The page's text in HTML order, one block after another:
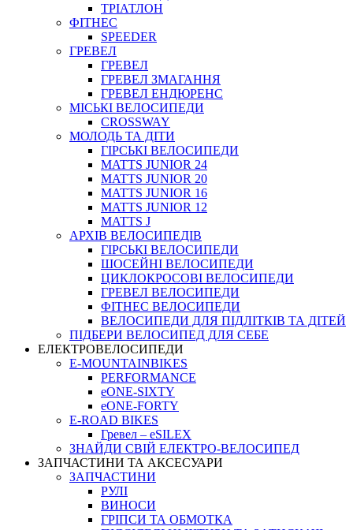
ТРІАТЛОН
ФІТНЕС
SPEEDER
ГРЕВЕЛ
ГРЕВЕЛ
ГРЕВЕЛ ЗМАГАННЯ
ГРЕВЕЛ ЕНДЮРЕНС
МІСЬКІ ВЕЛОСИПЕДИ
CROSSWAY
МОЛОДЬ ТА ДІТИ
ГIРСЬКI ВЕЛОСИПЕДИ
MATTS JUNIOR 24
MATTS JUNIOR 20
MATTS JUNIOR 16
MATTS JUNIOR 12
MATTS J
АРХIВ ВЕЛОСИПЕДIВ
ГІРСЬКІ ВЕЛОСИПЕДИ
ШОСЕЙНІ ВЕЛОСИПЕДИ
ЦИКЛОКРОСОВІ ВЕЛОСИПЕДИ
ГРЕВЕЛ ВЕЛОСИПЕДИ
ФІТНЕС ВЕЛОСИПЕДИ
ВЕЛОСИПЕДИ ДЛЯ ПІДЛІТКІВ ТА ДІТЕЙ
ПIДБЕРИ ВЕЛОСИПЕД ДЛЯ СЕБЕ
ЕЛЕКТРОВЕЛОСИПЕДИ
E-MOUNTAINBIKES
PERFORMANCE
eONE-SIXTY
eONE-FORTY
E-ROAD BIKES
Гревел – eSILEX
ЗНАЙДИ СВІЙ ЕЛЕКТРО-ВЕЛОСИПЕД
ЗАПЧАСТИНИ ТА АКСЕСУАРИ
ЗАПЧАСТИНИ
РУЛІ
ВИНОСИ
ГРІПСИ ТА ОБМОТКА